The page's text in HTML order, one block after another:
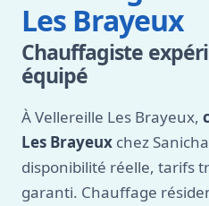
Les Brayeux
Chauffagiste
équipé
À Vellereille Les Brayeux,
Les Brayeux chez
disponibilité réelle, tarifs
garanti. Chauffage